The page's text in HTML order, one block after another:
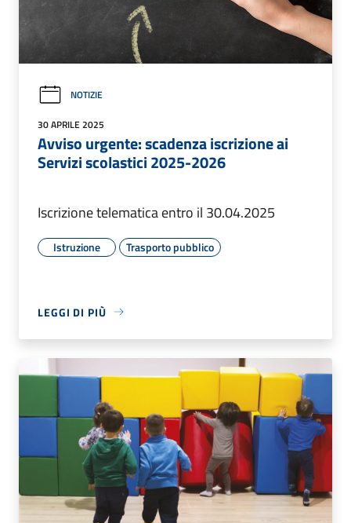
NOTIZIE
30 APRILE 2025
Avviso urgente: scadenza iscrizione ai
Servizi scolastici 2025-2026
Iscrizione telematica entro il 30.04.2025
Istruzione Trasporto pubblico
LEGGI DI PIÙ